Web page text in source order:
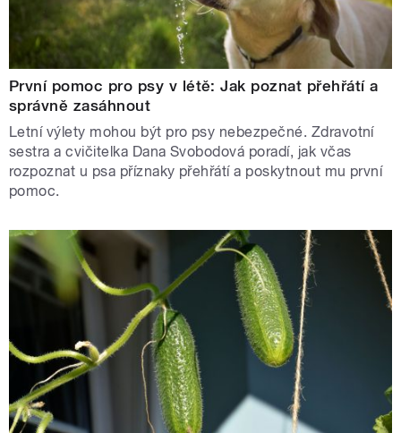
První pomoc pro psy v létě: Jak poznat přehřátí a
správně zasáhnout
Letní výlety mohou být pro psy nebezpečné. Zdravotní
sestra a cvičitelka Dana Svobodová poradí, jak včas
rozpoznat u psa příznaky přehřátí a poskytnout mu první
pomoc.